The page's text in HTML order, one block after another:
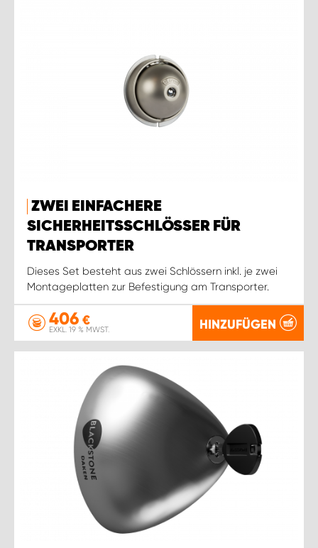
ZWEI EINFACHERE
SICHERHEITSSCHLÖSSER FÜR
TRANSPORTER
Dieses Set besteht aus zwei Schlössern inkl. je zwei
Montageplatten zur Befestigung am Transporter.
406 €
EXKL. 19 % MWST. HINZUFÜGEN